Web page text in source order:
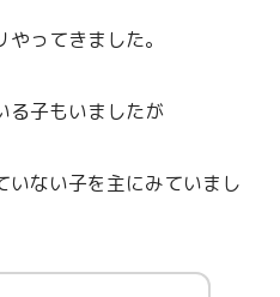
ってきました。
る子もいましたが
いない子を主にみていまし